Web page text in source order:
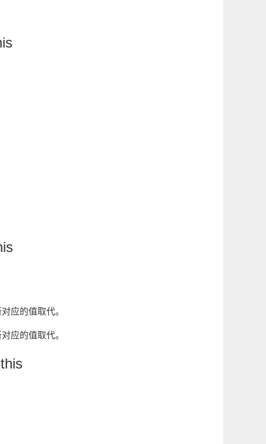
应的值取代。
应的值取代。